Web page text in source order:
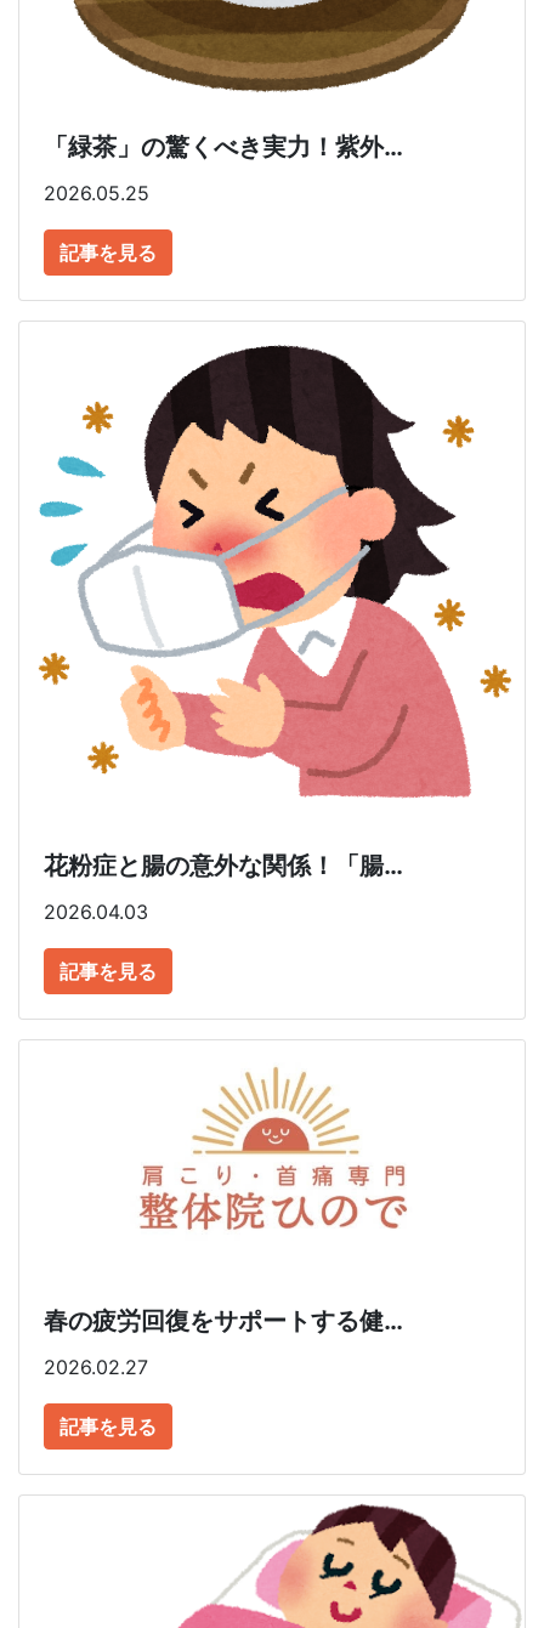
「緑茶」の驚くべき実力！紫外…
2026.05.25
記事を見る
花粉症と腸の意外な関係！「腸…
2026.04.03
記事を見る
春の疲労回復をサポートする健…
2026.02.27
記事を見る